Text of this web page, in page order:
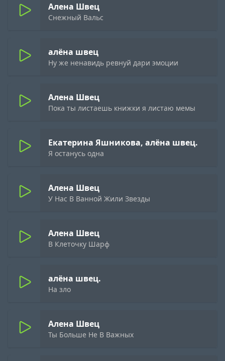
Алена Швец
Снежный Вальс
алёна швец
Ну же ненавидь ревнуй дари эмоции
Алена Швец
Пока ты листаешь книжки я листаю мемы
Екатерина Яшникова, алёна швец.
Я останусь одна
Алена Швец
У Нас В Ванной Жили Звезды
Алена Швец
В Клеточку Шарф
алёна швец.
На зло
Алена Швец
Ты Больше Не В Важных